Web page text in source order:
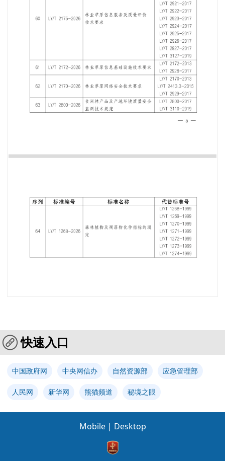
快速入口
中国政府网 中央网信办 自然资源部 应急管理部
人民网 新华网 熊猫频道 秘境之眼
Mobile | Desktop